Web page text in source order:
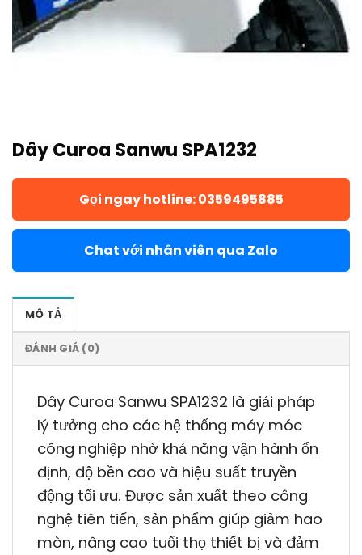
Dây Curoa Sanwu SPA1232
Gọi ngay hotline: 0359495885
Chat với nhân viên qua Zalo
MÔ TẢ
ĐÁNH GIÁ (0)
Dây Curoa Sanwu SPA1232 là giải pháp
lý tưởng cho các hệ thống máy móc
công nghiệp nhờ khả năng vận hành ổn
định, độ bền cao và hiệu suất truyền
động tối ưu. Được sản xuất theo công
nghệ tiên tiến, sản phẩm giúp giảm hao
mòn, nâng cao tuổi thọ thiết bị và đảm